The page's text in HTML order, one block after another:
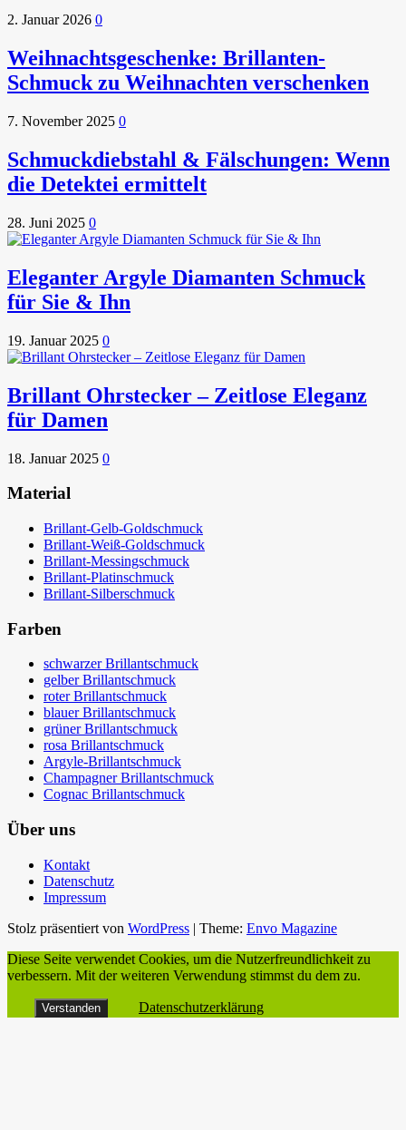
2. Januar 2026 0
Weihnachtsgeschenke: Brillanten-
Schmuck zu Weihnachten verschenken
7. November 2025 0
Schmuckdiebstahl & Fälschungen: Wenn
die Detektei ermittelt
28. Juni 2025 0
Eleganter Argyle Diamanten Schmuck
für Sie & Ihn
19. Januar 2025 0
Brillant Ohrstecker – Zeitlose Eleganz
für Damen
18. Januar 2025 0
Material
Brillant-Gelb-Goldschmuck
Brillant-Weiß-Goldschmuck
Brillant-Messingschmuck
Brillant-Platinschmuck
Brillant-Silberschmuck
Farben
schwarzer Brillantschmuck
gelber Brillantschmuck
roter Brillantschmuck
blauer Brillantschmuck
grüner Brillantschmuck
rosa Brillantschmuck
Argyle-Brillantschmuck
Champagner Brillantschmuck
Cognac Brillantschmuck
Über uns
Kontakt
Datenschutz
Impressum
Stolz präsentiert von WordPress | Theme: Envo Magazine
Diese Seite verwendet Cookies, um die Nutzerfreundlichkeit zu
verbessern. Mit der weiteren Verwendung stimmst du dem zu.
Verstanden Datenschutzerklärung